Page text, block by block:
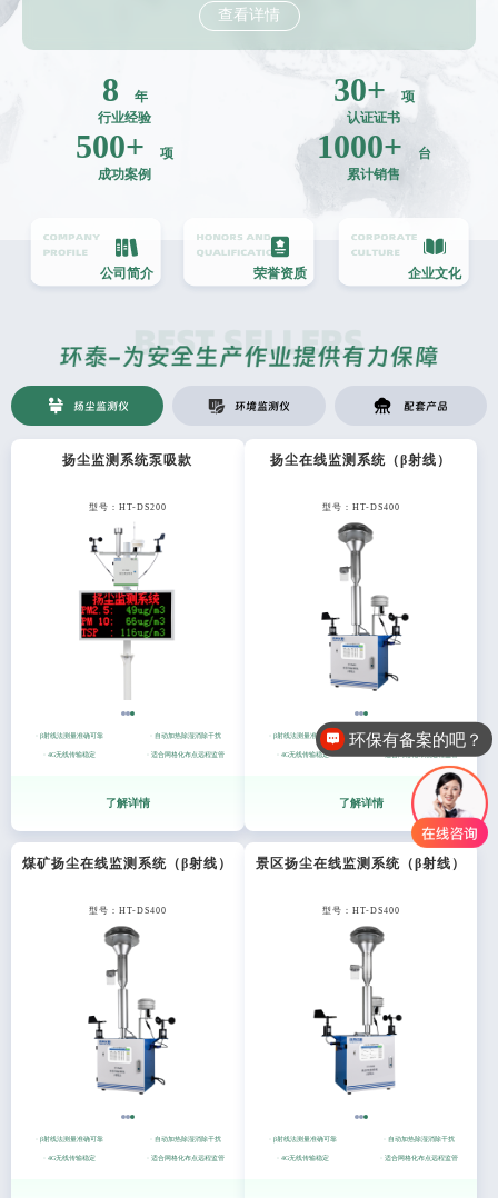
查看详情
8
年
行业经验
30+
项
认证证书
500+
项
成功案例
1000+
台
累计销售
公司简介 荣誉资质 企业文化
扬尘监测仪 环境监测仪 配套产品
扬尘监测系统泵吸款
型号：HT-DS200
· β射线法测量准确可靠 · 自动加热除湿消除干扰
· 4G无线传输稳定 · 适合网格化布点远程监管
了解详情
扬尘在线监测系统（β射线）
型号：HT-DS400
· β射线法测量准确可靠 · 自动加热除湿消除干扰
· 4G无线传输稳定
了解详情
煤矿扬尘在线监测系统（β射线）
型号：HT-DS400
· β射线法测量准确可靠 · 自动加热除湿消除干扰
· 4G无线传输稳定 · 适合网格化布点远程监管
景区扬尘在线监测系统（β射线）
型号：HT-DS400
· β射线法测量准确可靠 · 自动加热除湿消除干扰
· 4G无线传输稳定 · 适合网格化布点远程监管
环保有备案的吧？